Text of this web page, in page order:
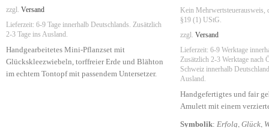
zzgl. Versand
Lieferzeit: 6-9 Tage innerhalb Deutschlands. Zusätzlich
2-3 Tage ins Ausland.
Handgearbeitetes Mini-Pflanzset mit
Glückskleezwiebeln, torffreier Erde und Blähton
im echtem Tontopf mit passendem Untersetzer.
Kein Mehrwertsteuerausweis,
§19 (1) UStG.
zzgl. Versand
Lieferzeit: 6-9 Werktage
Zusätzlich 2-3 Werktage nach
Schweiz innerhalb
Ausland.
Handgefertigtes und fair
Amulett mit einem
Symbolik: Erfolg, Glück,